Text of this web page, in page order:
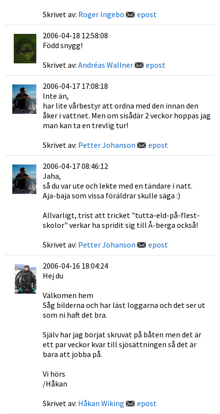
Skrivet av: Roger Ingebo epost
2006-04-18 12:58:08
Född snygg!
Skrivet av: Andréas Wallner epost
2006-04-17 17:08:18
Inte än,
har lite vårbestyr att ordna med den innan den
åker i vattnet. Men om sisådär 2 veckor hoppas jag
man kan ta en trevlig tur!
Skrivet av: Petter Johanson epost
2006-04-17 08:46:12
Jaha,
så du var ute och lekte med en tändare i natt.
Aja-baja som vissa föräldrar skulle säga :)
Allvarligt, trist att tricket "tutta-eld-på-flest-
skolor" verkar ha spridit sig till Å-berga också!
Skrivet av: Petter Johanson epost
2006-04-16 18:04:24
Hej du
Välkomen hem
Såg bilderna och har läst loggarna och det ser ut
som ni haft det bra.
Själv har jag börjat skruvat på båten men det är
ett par veckor kvar till sjösättningen så det är
bara att jobba på.
Vi hörs
/Håkan
Skrivet av: Håkan Wiking epost